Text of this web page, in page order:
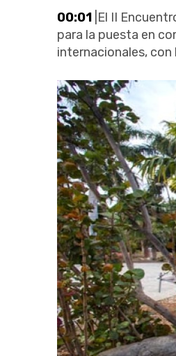
00:01 |El II
para la puesta en
internacionales,